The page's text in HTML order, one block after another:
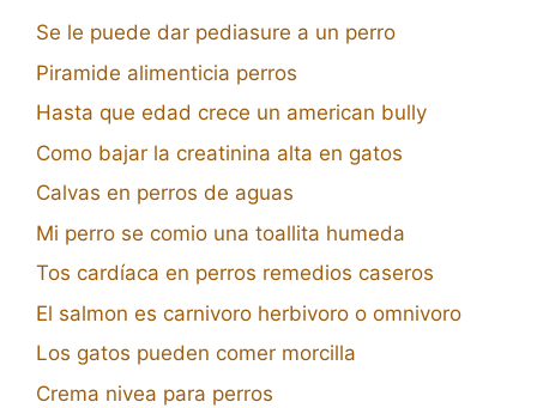
Se le puede dar pediasure a un perro
Piramide alimenticia perros
Hasta que edad crece un american bully
Como bajar la creatinina alta en gatos
Calvas en perros de aguas
Mi perro se comio una toallita humeda
Tos cardíaca en perros remedios caseros
El salmon es carnivoro herbivoro o omnivoro
Los gatos pueden comer morcilla
Crema nivea para perros